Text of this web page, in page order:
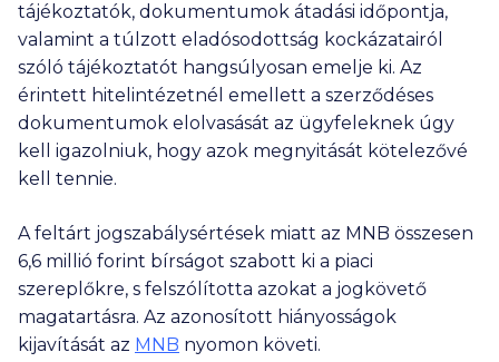
tájékoztatók, dokumentumok átadási időpontja,
valamint a túlzott eladósodottság kockázatairól
szóló tájékoztatót hangsúlyosan emelje ki. Az
érintett hitelintézetnél emellett a szerződéses
dokumentumok elolvasását az ügyfeleknek úgy
kell igazolniuk, hogy azok megnyitását kötelezővé
kell tennie.
A feltárt jogszabálysértések miatt az MNB összesen
6,6 millió forint bírságot szabott ki a piaci
szereplőkre, s felszólította azokat a jogkövető
magatartásra. Az azonosított hiányosságok
kijavítását az MNB nyomon követi.